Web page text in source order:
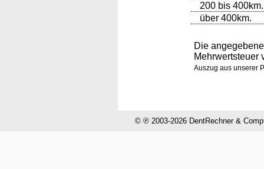
200 bis 400km.
über 400km.
Die
Mehrwertsteuer
Auszug aus unserer
© ℗ 2003-2026 DentRechner &